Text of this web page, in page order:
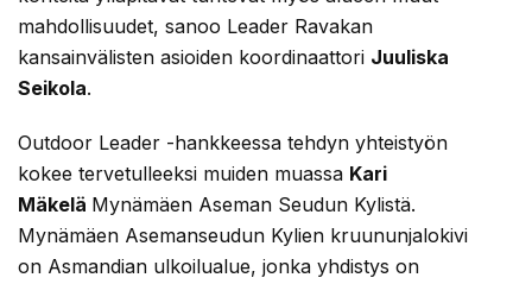
mahdollisuudet, sanoo Leader Ravakan
kansainvälisten asioiden koordinaattori Juuliska
Seikola.
Outdoor Leader -hankkeessa tehdyn yhteistyön
kokee tervetulleeksi muiden muassa Kari
Mäkelä Mynämäen Aseman Seudun Kylistä.
Mynämäen Asemanseudun Kylien kruununjalokivi
on Asmandian ulkoilualue, jonka yhdistys on